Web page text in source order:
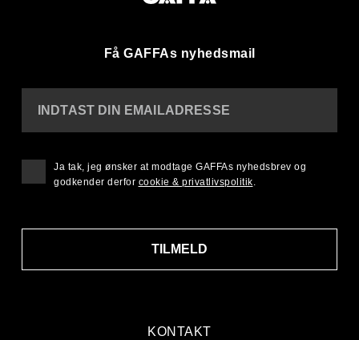
Få GAFFAs nyhedsmail
KONTAKT
INDTAST DIN EMAILADRESSE
TILMELD
Ja tak, jeg ønsker at modtage GAFFAs nyhedsbrev og
godkender derfor cookie & privatlivspolitik.